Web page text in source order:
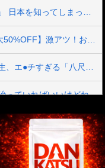
っていればいいけどね
旦那のとこのパート事務員(美人)に呼び止められた。すると「あんな物(昼食)を旦那さんに食べさせるなんて信じられない！」と言い出し...
電気代1時間16円で全身冷却!? 全身を冷やす“人間用冷蔵庫”『ど冷えもんBOX』→工事現場やゴルフ場で導入続々と話題